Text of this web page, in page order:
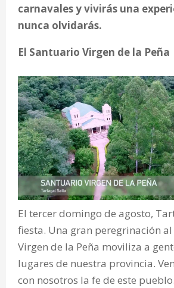
carnavales y vivirás una
nunca olvidarás.
El Santuario Virgen de la Peña
El tercer domingo de agosto,
fiesta. Una gran peregrinación
Virgen de la Peña moviliza a
lugares de nuestra provincia.
con nosotros la fe de este pueblo.